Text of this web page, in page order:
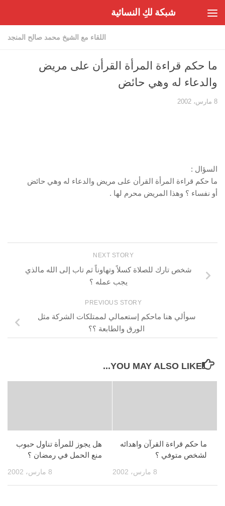
شبكة لكِ النسائية
اللقاء مع الشيخ محمد صالح المنجد
ما حكم قراءة المرأة القرأن على مريض
والدعاء له وهي حائض
8 مارس، 2002
السؤال :
ما حكم قراءة المرأة القرأن على مريض والدعاء له وهي حائض
أو نفساء ؟ وهذا المريض محرم لها .
NEXT STORY
شخص تارك للصلاة كسلاً وتهاوناً ثم تاب إلى الله مالذي
يجب عمله ؟
PREVIOUS STORY
سوألي هنا ماحكم إستعمالي لممتلكات الشركة مثل
الورق والطابعة ؟؟
YOU MAY ALSO LIKE...
هل يجوز للمرأة تناول حبوب
منع الحمل في رمضان ؟
8 مارس، 2002
ما حكم قراءة القرآن واهدائه
لشخص متوفي ؟
8 مارس، 2002